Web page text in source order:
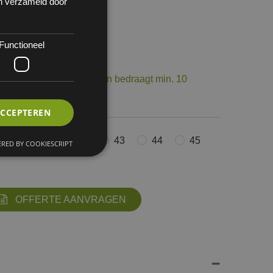
De levertermijn bedraagt min. 10
40 41 43 44 45
OFFERTE AANVRAGEN
Functioneel
BY COOKIESCRIPT